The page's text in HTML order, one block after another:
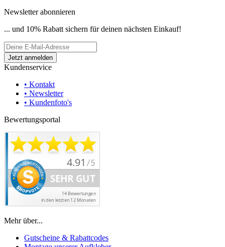
Newsletter abonnieren
... und 10% Rabatt sichern für deinen nächsten Einkauf!
Kundenservice
• Kontakt
• Newsletter
• Kundenfoto's
Bewertungsportal
Mehr über...
Gutscheine & Rabattcodes